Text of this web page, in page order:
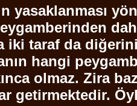
yasaklanması
iki taraf da
hangi
olmaz. Zira
getirmektedir.